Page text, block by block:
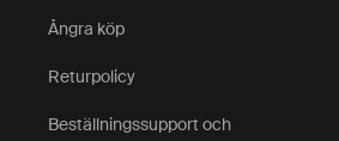
Ångra köp
Returpolicy
Beställningssupport och